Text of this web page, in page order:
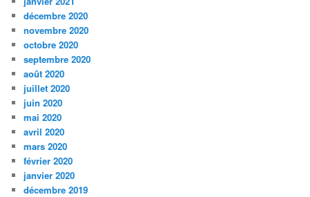
décembre 2020
novembre 2020
octobre 2020
septembre 2020
août 2020
juillet 2020
juin 2020
mai 2020
avril 2020
mars 2020
février 2020
janvier 2020
décembre 2019